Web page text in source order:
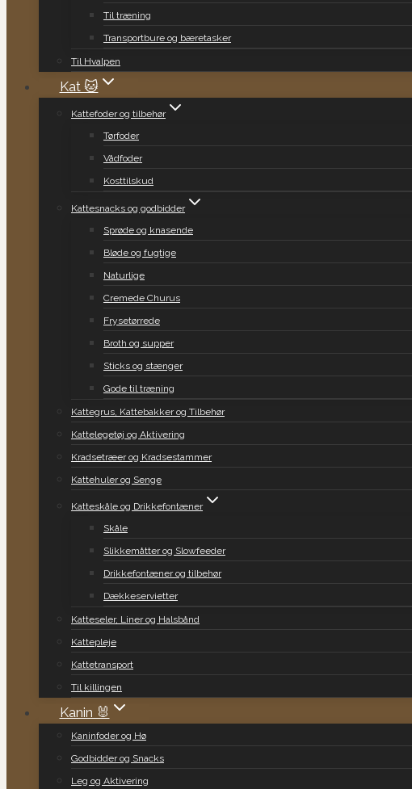
Til træning
Transportbure og bæretasker
Til Hvalpen
Kat 🐱
Kattefoder og tilbehør
Tørfoder
Vådfoder
Kosttilskud
Kattesnacks og godbidder
Sprøde og knasende
Bløde og fugtige
Naturlige
Cremede Churus
Frysetørrede
Broth og supper
Sticks og stænger
Gode til træning
Kattegrus, Kattebakker og Tilbehør
Kattelegetøj og Aktivering
Kradsetræer og Kradsestammer
Kattehuler og Senge
Katteskåle og Drikkefontæner
Skåle
Slikkemåtter og Slowfeeder
Drikkefontæner og tilbehør
Dækkeservietter
Katteseler, Liner og Halsbånd
Kattepleje
Kattetransport
Til killingen
Kanin 🐰
Kaninfoder og Hø
Godbidder og Snacks
Leg og Aktivering